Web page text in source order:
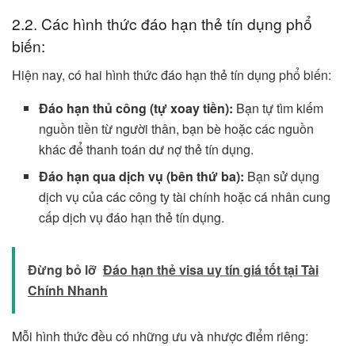
2.2. Các hình thức đáo hạn thẻ tín dụng phổ
biến:
Hiện nay, có hai hình thức đáo hạn thẻ tín dụng phổ biến:
Đáo hạn thủ công (tự xoay tiền): Bạn tự tìm kiếm
nguồn tiền từ người thân, bạn bè hoặc các nguồn
khác để thanh toán dư nợ thẻ tín dụng.
Đáo hạn qua dịch vụ (bên thứ ba): Bạn sử dụng
dịch vụ của các công ty tài chính hoặc cá nhân cung
cấp dịch vụ đáo hạn thẻ tín dụng.
Đừng bỏ lỡ Đáo hạn thẻ visa uy tín giá tốt tại Tài
Chính Nhanh
Mỗi hình thức đều có những ưu và nhược điểm riêng: